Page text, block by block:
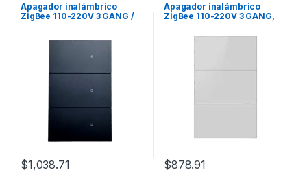
Apagador inalámbrico
ZigBee 110-220V 3 GANG /
$1,038.71
Apagador inalámbrico
ZigBee 110-220V 3 GANG,
$878.91